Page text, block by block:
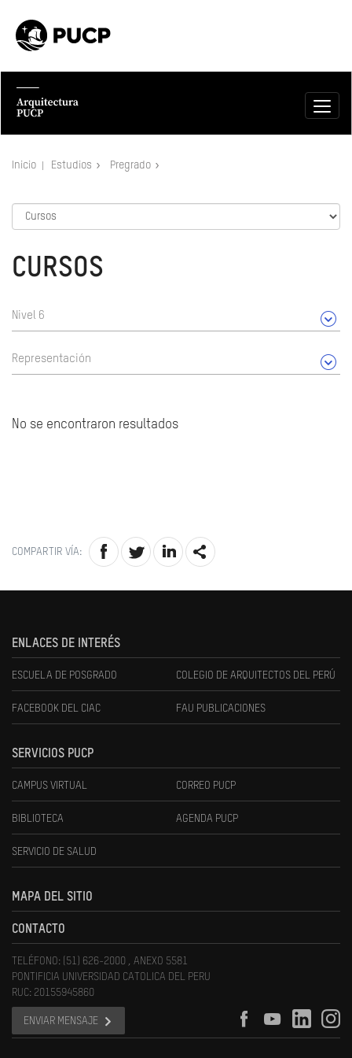
Inicio Estudios Pregrado
CURSOS
Nivel 6
Representación
No se encontraron resultados
COMPARTIR VÍA:
ENLACES DE INTERÉS
ESCUELA DE POSGRADO COLEGIO DE ARQUITECTOS DEL PERÚ
FACEBOOK DEL CIAC FAU PUBLICACIONES
SERVICIOS PUCP
CAMPUS VIRTUAL CORREO PUCP
BIBLIOTECA AGENDA PUCP
SERVICIO DE SALUD
MAPA DEL SITIO
CONTACTO
TELÉFONO: (51) 626-2000 , ANEXO 5581
PONTIFICIA UNIVERSIDAD CATOLICA DEL PERU
RUC: 20155945860
ENVIAR MENSAJE